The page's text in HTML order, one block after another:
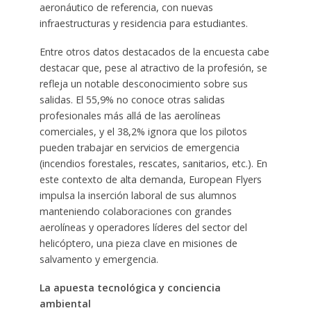
aeronáutico de referencia, con nuevas
infraestructuras y residencia para estudiantes.
Entre otros datos destacados de la encuesta cabe
destacar que, pese al atractivo de la profesión, se
refleja un notable desconocimiento sobre sus
salidas. El 55,9% no conoce otras salidas
profesionales más allá de las aerolíneas
comerciales, y el 38,2% ignora que los pilotos
pueden trabajar en servicios de emergencia
(incendios forestales, rescates, sanitarios, etc.). En
este contexto de alta demanda, European Flyers
impulsa la inserción laboral de sus alumnos
manteniendo colaboraciones con grandes
aerolíneas y operadores líderes del sector del
helicóptero, una pieza clave en misiones de
salvamento y emergencia.
La apuesta tecnológica y conciencia
ambiental